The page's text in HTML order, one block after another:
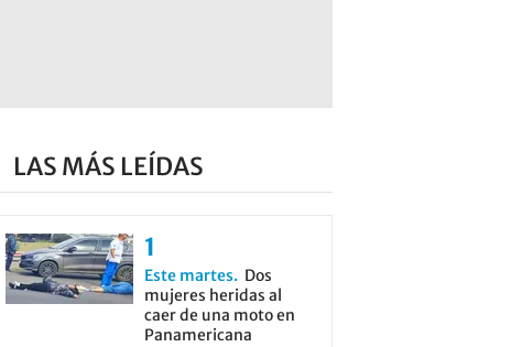
LAS MÁS LEÍDAS
Este martes
Dos
mujeres heridas al
caer de una moto en
Panamericana